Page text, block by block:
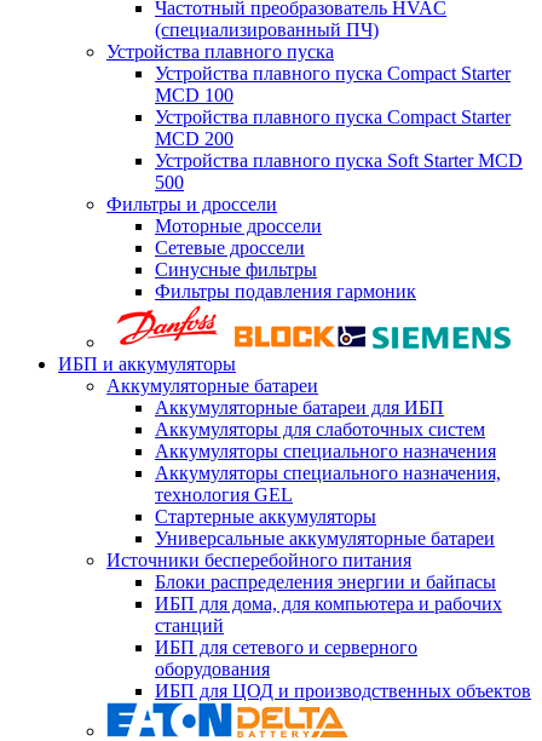
Частотный преобразователь HVAC
(специализированный ПЧ)
Устройства плавного пуска
Устройства плавного пуска Compact Starter
MCD 100
Устройства плавного пуска Compact Starter
MCD 200
Устройства плавного пуска Soft Starter MCD
500
Фильтры и дроссели
Моторные дроссели
Сетевые дроссели
Синусные фильтры
Фильтры подавления гармоник
ИБП и аккумуляторы
Аккумуляторные батареи
Аккумуляторные батареи для ИБП
Аккумуляторы для слаботочных систем
Аккумуляторы специального назначения
Аккумуляторы специального назначения,
технология GEL
Стартерные аккумуляторы
Универсальные аккумуляторные батареи
Источники бесперебойного питания
Блоки распределения энергии и байпасы
ИБП для дома, для компьютера и рабочих
станций
ИБП для сетевого и серверного
оборудования
ИБП для ЦОД и производственных объектов